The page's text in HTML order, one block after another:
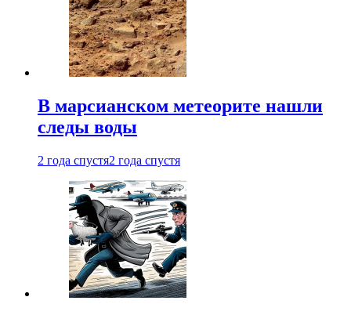
В марсианском метеорите нашли
следы воды
2 года спустя2 года спустя